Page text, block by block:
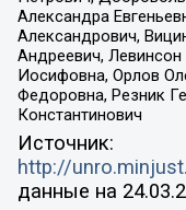
Александра
Александрович,
Андреевич,
Иосифовна, Орлов
Федоровна, Резник
Константинович
Источник:
http://
данные на